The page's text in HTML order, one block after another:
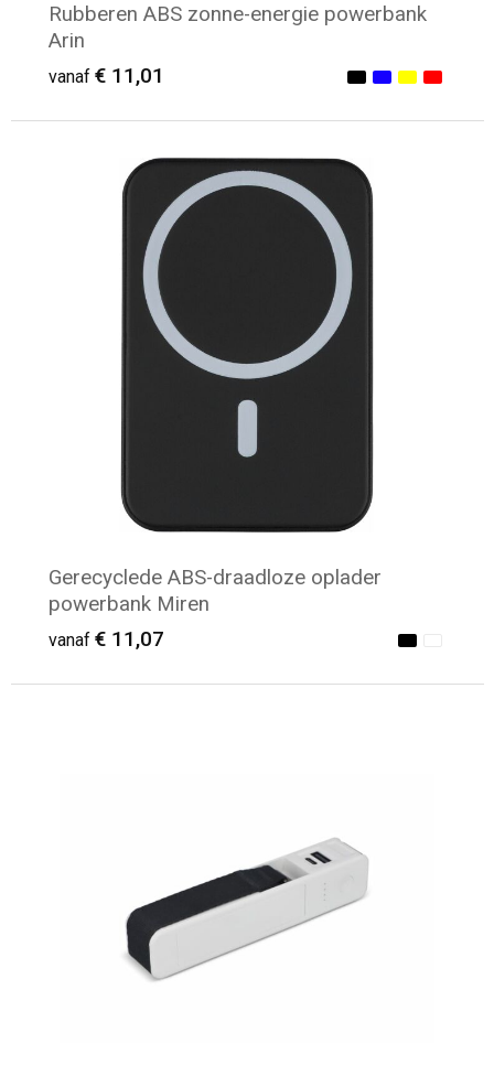
Rubberen ABS zonne-energie powerbank
Arin
vanaf € 11,01
Minimale afname: 8
Gerecyclede ABS-draadloze oplader
powerbank Miren
vanaf € 11,07